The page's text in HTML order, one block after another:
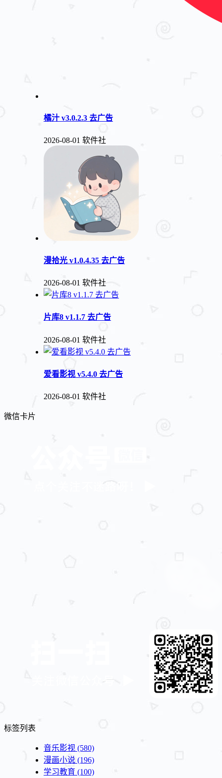
橘汁 v3.0.2.3 去广告
2026-08-01 软件社
漫拾光 v1.0.4.35 去广告
2026-08-01 软件社
片库8 v1.1.7 去广告
2026-08-01 软件社
爱看影视 v5.4.0 去广告
2026-08-01 软件社
微信卡片
标签列表
音乐影视 (580)
漫画小说 (196)
学习教育 (100)